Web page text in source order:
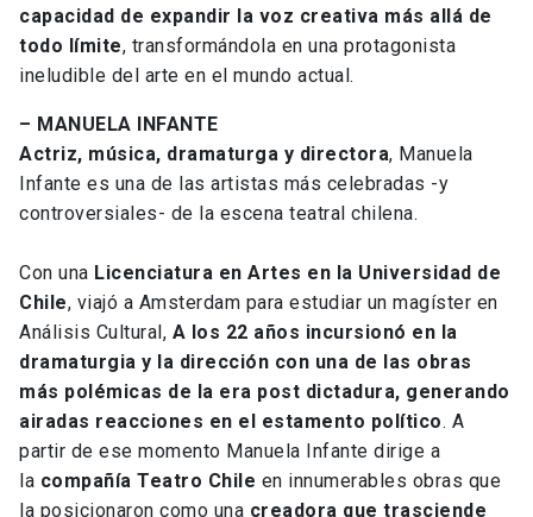
capacidad de expandir la voz creativa más allá de
todo límite, transformándola en una protagonista
ineludible del arte en el mundo actual.
– MANUELA INFANTE
Actriz, música, dramaturga y directora, Manuela
Infante es una de las artistas más celebradas -y
controversiales- de la escena teatral chilena.
Con una Licenciatura en Artes en la Universidad de
Chile, viajó a Amsterdam para estudiar un magíster en
Análisis Cultural, A los 22 años incursionó en la
dramaturgia y la dirección con una de las obras
más polémicas de la era post dictadura, generando
airadas reacciones en el estamento político. A
partir de ese momento Manuela Infante dirige a
la compañía Teatro Chile en innumerables obras que
la posicionaron como una creadora que trasciende